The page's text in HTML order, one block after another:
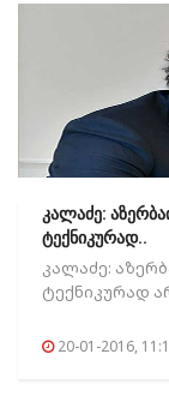
კალაძე:
ტექნიკურად..
კალაძე:
ტექნიკურად
20-01-2016,